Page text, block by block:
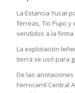
La Estancia Yucat
férreas, Tío Pujio y
vendidos a la firma
La explotación
tierra se usó para
De las
Ferrocarril Central